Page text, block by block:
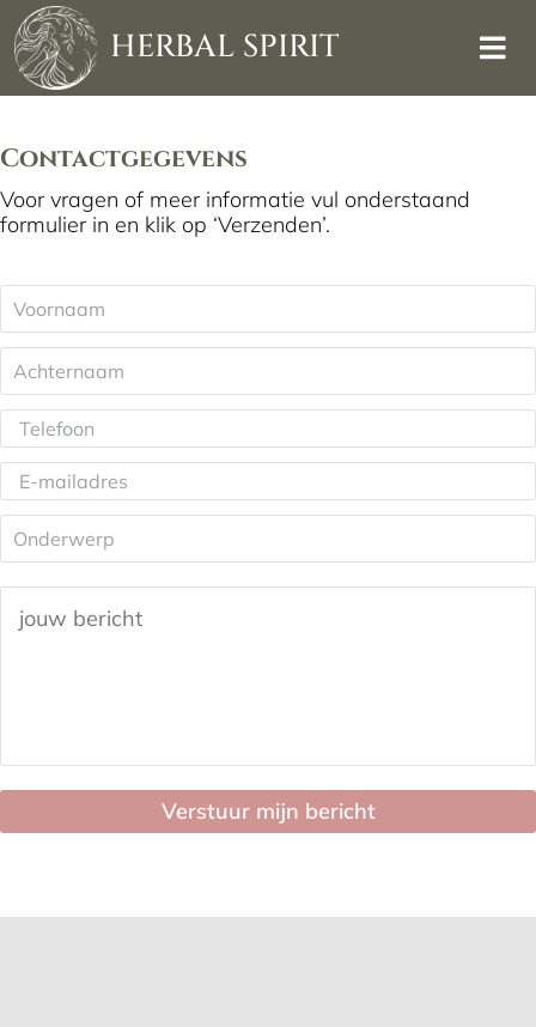
Skip
to
content
HERBAL SPIRIT
Contactgegevens
Voor vragen of meer informatie vul onderstaand
formulier in en klik op ‘Verzenden’.
Voornaam *
Achternaam *
Telefoon *
E-
mailadres *
Onderwerp